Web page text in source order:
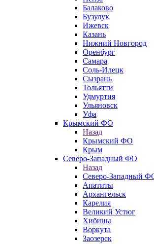
Балаково
Бузулук
Ижевск
Казань
Нижний Новгород
Оренбург
Самара
Соль-Илецк
Сызрань
Тольятти
Удмуртия
Ульяновск
Уфа
Крымский ФО
Назад
Крымский ФО
Крым
Северо-Западный ФО
Назад
Северо-Западный
Апатиты
Архангельск
Карелия
Великий Устюг
Хибины
Воркута
Заозерск